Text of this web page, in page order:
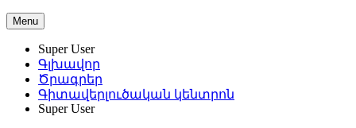
Menu
Super User
Գլխավոր
Ծրագրեր
Գիտավերլուծական կենտրոն
Super User